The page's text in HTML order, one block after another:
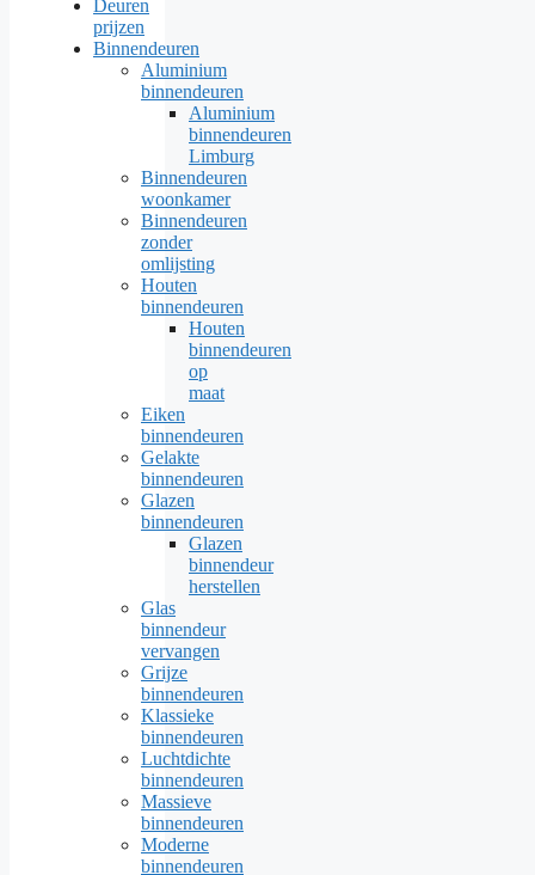
Deuren
prijzen
Binnendeuren
Aluminium
binnendeuren
Aluminium
binnendeuren
Limburg
Binnendeuren
woonkamer
Binnendeuren
zonder
omlijsting
Houten
binnendeuren
Houten
binnendeuren
op
maat
Eiken
binnendeuren
Gelakte
binnendeuren
Glazen
binnendeuren
Glazen
binnendeur
herstellen
Glas
binnendeur
vervangen
Grijze
binnendeuren
Klassieke
binnendeuren
Luchtdichte
binnendeuren
Massieve
binnendeuren
Moderne
binnendeuren